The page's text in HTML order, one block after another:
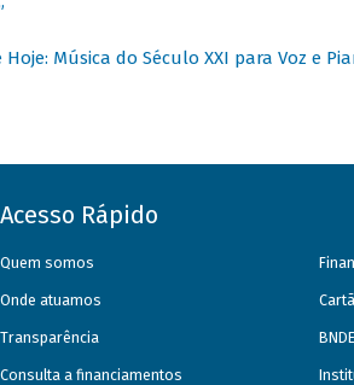
Música do Século XXI para Voz e
Acesso Rápido
Quem somos
Onde atuamos
Transparência
Consulta a financiamentos